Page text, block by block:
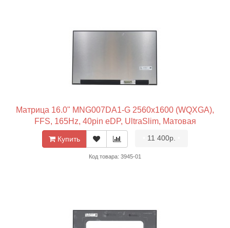
Матрица 16.0" MNG007DA1-G 2560x1600 (WQXGA),
FFS, 165Hz, 40pin eDP, UltraSlim, Матовая
Купить 11 400р.
Код товара: 3945-01